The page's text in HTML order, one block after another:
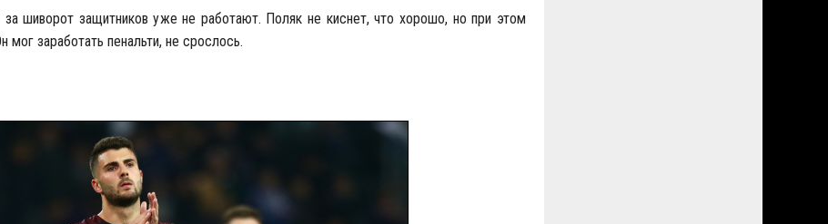
шиворот защитников уже не работают. Поляк не киснет, что хорошо, но при этом
заработать пенальти, не срослось.